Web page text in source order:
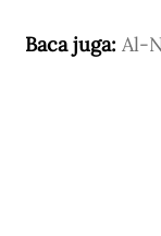
Baca juga: Al-